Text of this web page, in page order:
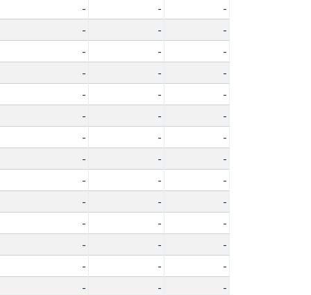
- -
-
- -
-
- -
-
- -
-
- -
-
- -
-
- -
-
- -
-
- -
-
- -
-
- -
-
- -
-
- -
-
- -
-